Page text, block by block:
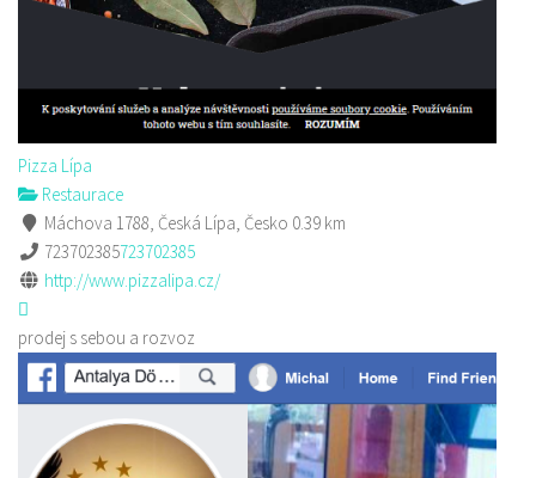
Pizza Lípa
Restaurace
Máchova 1788, Česká Lípa, Česko 0.39 km
723702385723702385
http://www.pizzalipa.cz/
prodej s sebou a rozvoz